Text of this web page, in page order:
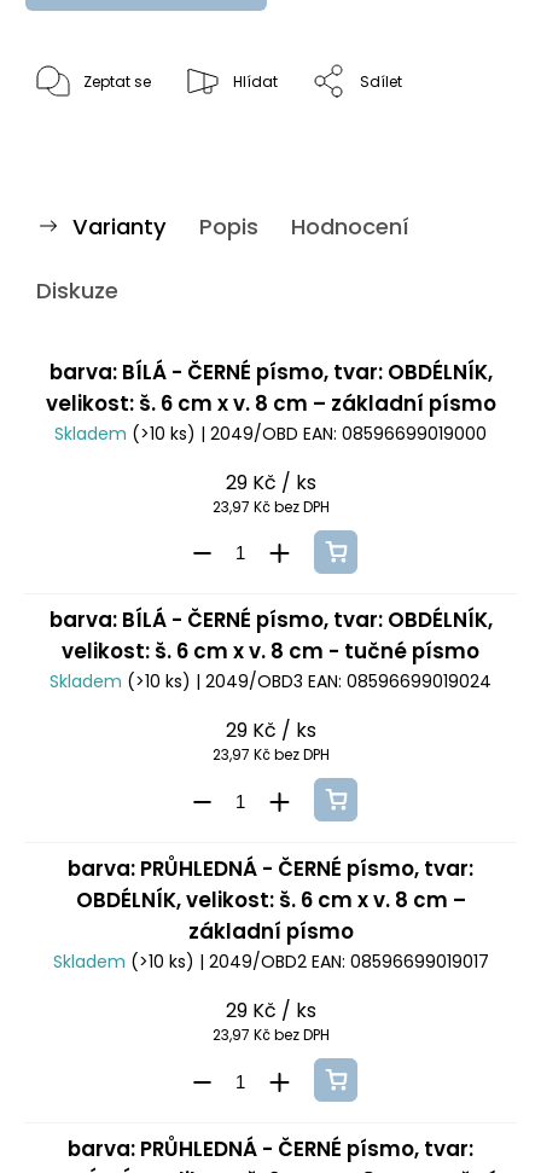
Zeptat se Hlídat Sdílet
Varianty Popis Hodnocení
Diskuze
barva: BÍLÁ - ČERNÉ písmo, tvar: OBDÉLNÍK,
velikost: š. 6 cm x v. 8 cm – základní písmo
Skladem (>10 ks) | 2049/OBD EAN: 08596699019000
29 Kč / ks
23,97 Kč bez DPH
barva: BÍLÁ - ČERNÉ písmo, tvar: OBDÉLNÍK,
velikost: š. 6 cm x v. 8 cm - tučné písmo
Skladem (>10 ks) | 2049/OBD3 EAN: 08596699019024
29 Kč / ks
23,97 Kč bez DPH
barva: PRŮHLEDNÁ - ČERNÉ písmo, tvar:
OBDÉLNÍK, velikost: š. 6 cm x v. 8 cm –
základní písmo
Skladem (>10 ks) | 2049/OBD2 EAN: 08596699019017
29 Kč / ks
23,97 Kč bez DPH
barva: PRŮHLEDNÁ - ČERNÉ písmo, tvar: